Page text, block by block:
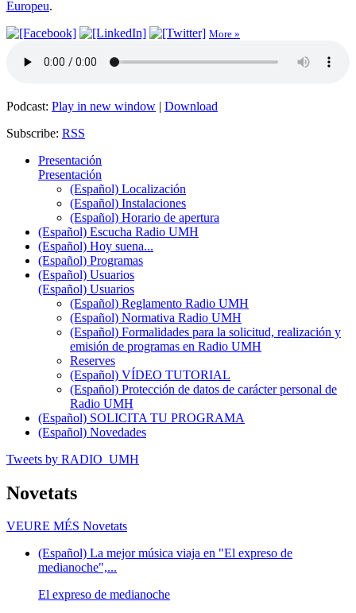
Europeu.
More »
Podcast: Play in new window | Download
Subscribe: RSS
Presentación
Presentación
(Español) Localización
(Español) Instalaciones
(Español) Horario de apertura
(Español) Escucha Radio UMH
(Español) Hoy suena...
(Español) Programas
(Español) Usuarios
(Español) Usuarios
(Español) Reglamento Radio UMH
(Español) Normativa Radio UMH
(Español) Formalidades para la solicitud, realización y
emisión de programas en Radio UMH
Reserves
(Español) VÍDEO TUTORIAL
(Español) Protección de datos de carácter personal de
Radio UMH
(Español) SOLICITA TU PROGRAMA
(Español) Novedades
Tweets by RADIO_UMH
Novetats
VEURE MÉS Novetats
(Español) La mejor música viaja en "El expreso de
medianoche",...
El expreso de medianoche